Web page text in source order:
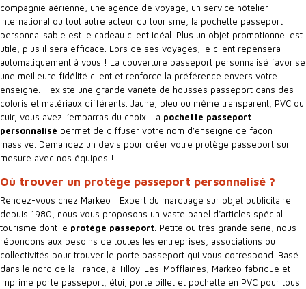
compagnie aérienne, une agence de voyage, un service hôtelier
international ou tout autre acteur du tourisme, la pochette passeport
personnalisable est le cadeau client idéal. Plus un objet promotionnel est
utile, plus il sera efficace. Lors de ses voyages, le client repensera
automatiquement à vous ! La couverture passeport personnalisé favorise
une meilleure fidélité client et renforce la préférence envers votre
enseigne. Il existe une grande variété de housses passeport dans des
coloris et matériaux différents. Jaune, bleu ou même transparent, PVC ou
cuir, vous avez l’embarras du choix. La pochette passeport
personnalisé permet de diffuser votre nom d’enseigne de façon
massive. Demandez un devis pour créer votre protège passeport sur
mesure avec nos équipes !
Où trouver un protège passeport personnalisé ?
Rendez-vous chez Markeo ! Expert du marquage sur objet publicitaire
depuis 1980, nous vous proposons un vaste panel d’articles spécial
tourisme dont le protège passeport . Petite ou très grande série, nous
répondons aux besoins de toutes les entreprises, associations ou
collectivités pour trouver le porte passeport qui vous correspond. Basé
dans le nord de la France, à Tilloy-Lès-Mofflaines, Markeo fabrique et
imprime porte passeport, étui, porte billet et pochette en PVC pour tous